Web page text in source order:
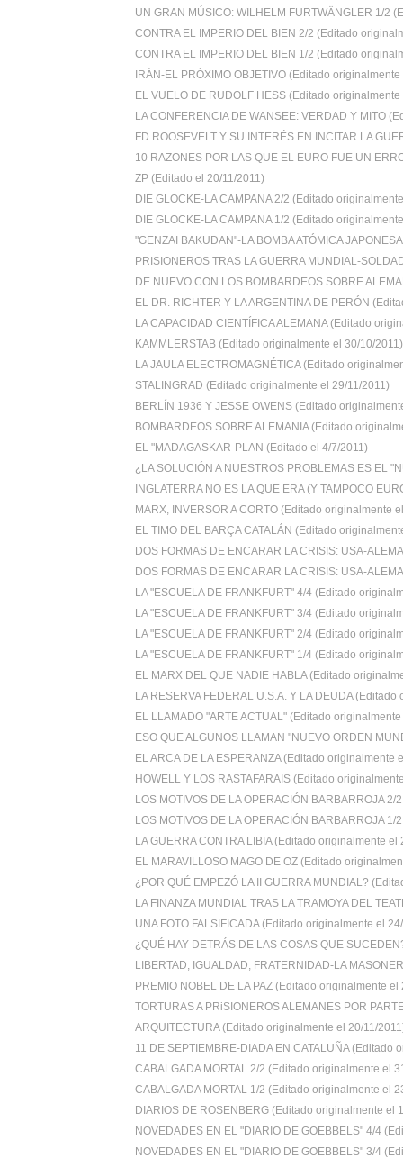
UN GRAN MÚSICO: WILHELM FURTWÄNGLER 1/2
CONTRA EL IMPERIO DEL BIEN 2/2 (Editado
CONTRA EL IMPERIO DEL BIEN 1/2 (Editado
IRÁN-EL PRÓXIMO OBJETIVO (Editado originalmente
EL VUELO DE RUDOLF HESS (Editado originalmente
LA CONFERENCIA DE WANSEE: VERDAD Y MITO
FD ROOSEVELT Y SU INTERÉS EN INCITAR LA
10 RAZONES POR LAS QUE EL EURO FUE UN
ZP (Editado el 20/11/2011)
DIE GLOCKE-LA CAMPANA 2/2 (Editado
DIE GLOCKE-LA CAMPANA 1/2 (Editado
"GENZAI BAKUDAN"-LA BOMBA ATÓMICA
PRISIONEROS TRAS LA GUERRA MUNDIAL-
DE NUEVO CON LOS BOMBARDEOS SOBRE
EL DR. RICHTER Y LA ARGENTINA DE PERÓN
LA CAPACIDAD CIENTÍFICA ALEMANA (Editado
KAMMLERSTAB (Editado originalmente el 30/10/2011)
LA JAULA ELECTROMAGNÉTICA (Editado
STALINGRAD (Editado originalmente el 29/11/2011)
BERLÍN 1936 Y JESSE OWENS (Editado
BOMBARDEOS SOBRE ALEMANIA (Editado
EL "MADAGASKAR-PLAN (Editado el 4/7/2011)
¿LA SOLUCIÓN A NUESTROS PROBLEMAS ES EL
INGLATERRA NO ES LA QUE ERA (Y TAMPOCO
MARX, INVERSOR A CORTO (Editado originalmente
EL TIMO DEL BARÇA CATALÁN (Editado
DOS FORMAS DE ENCARAR LA CRISIS: USA-
DOS FORMAS DE ENCARAR LA CRISIS: USA-
LA "ESCUELA DE FRANKFURT" 4/4 (Editado
LA "ESCUELA DE FRANKFURT" 3/4 (Editado
LA "ESCUELA DE FRANKFURT" 2/4 (Editado
LA "ESCUELA DE FRANKFURT" 1/4 (Editado
EL MARX DEL QUE NADIE HABLA (Editado
LA RESERVA FEDERAL U.S.A. Y LA DEUDA (Editado
EL LLAMADO "ARTE ACTUAL" (Editado originalmente
ESO QUE ALGUNOS LLAMAN "NUEVO ORDEN
EL ARCA DE LA ESPERANZA (Editado originalmente
HOWELL Y LOS RASTAFARAIS (Editado
LOS MOTIVOS DE LA OPERACIÓN BARBARROJA 2/
LOS MOTIVOS DE LA OPERACIÓN BARBARROJA 1/
LA GUERRA CONTRA LIBIA (Editado originalmente el
EL MARAVILLOSO MAGO DE OZ (Editado
¿POR QUÉ EMPEZÓ LA II GUERRA MUNDIAL?
LA FINANZA MUNDIAL TRAS LA TRAMOYA DEL
UNA FOTO FALSIFICADA (Editado originalmente el
¿QUÉ HAY DETRÁS DE LAS COSAS QUE
LIBERTAD, IGUALDAD, FRATERNIDAD-LA
PREMIO NOBEL DE LA PAZ (Editado originalmente el
TORTURAS A PRiSIONEROS ALEMANES POR
ARQUITECTURA (Editado originalmente el 20/11/
11 DE SEPTIEMBRE-DIADA EN CATALUÑA (Editado
CABALGADA MORTAL 2/2 (Editado originalmente el
CABALGADA MORTAL 1/2 (Editado originalmente el
DIARIOS DE ROSENBERG (Editado originalmente el
NOVEDADES EN EL "DIARIO DE GOEBBELS" 4/4
NOVEDADES EN EL "DIARIO DE GOEBBELS" 3/4